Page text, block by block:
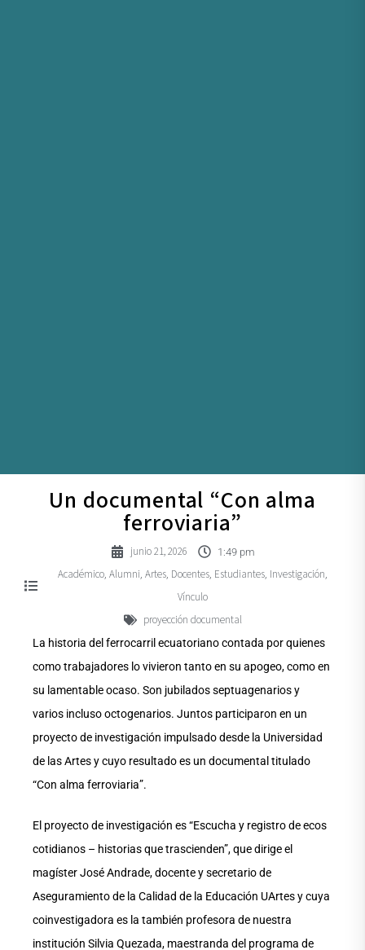
Un documental “Con alma
ferroviaria”
junio 21, 2026 1:49 pm
Académico, Alumni Artes, Docentes, Estudiantes, Investigación
Vínculo
proyección documental
La historia del ferrocarril ecuatoriano contada por quienes
como trabajadores lo vivieron tanto en su apogeo, como en
su lamentable ocaso. Son jubilados septuagenarios y
varios incluso octogenarios. Juntos participaron en un
proyecto de investigación impulsado desde la Universidad
de las Artes y cuyo resultado es un documental titulado
“Con alma ferroviaria”.
El proyecto de investigación es “Escucha y registro de ecos
cotidianos – historias que trascienden”, que dirige el
magíster José Andrade, docente y secretario de
Aseguramiento de la Calidad de la Educación UArtes y cuya
coinvestigadora es la también profesora de nuestra
institución Silvia Quezada, maestranda del programa de